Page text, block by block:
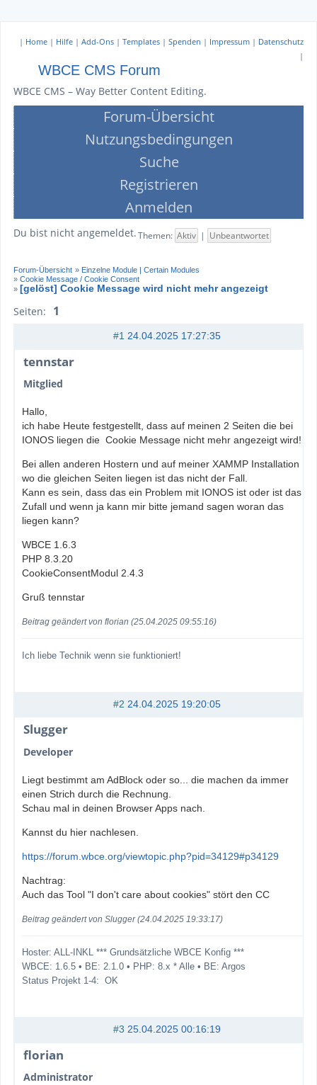
| Home | Hilfe | Add-Ons | Templates | Spenden | Impressum | Datenschutz
|
WBCE CMS Forum
WBCE CMS – Way Better Content Editing.
Forum-Übersicht
Nutzungsbedingungen
Suche
Registrieren
Anmelden
Du bist nicht angemeldet. Themen: Aktiv | Unbeantwortet
Forum-Übersicht » Einzelne Module | Certain Modules
» Cookie Message / Cookie Consent
» [gelöst] Cookie Message wird nicht mehr angezeigt
Seiten: 1
#1 24.04.2025 17:27:35
tennstar
Mitglied
Hallo,
ich habe Heute festgestellt, dass auf meinen 2 Seiten die bei
IONOS liegen die Cookie Message nicht mehr angezeigt wird!
Bei allen anderen Hostern und auf meiner XAMMP Installation
wo die gleichen Seiten liegen ist das nicht der Fall.
Kann es sein, dass das ein Problem mit IONOS ist oder ist das
Zufall und wenn ja kann mir bitte jemand sagen woran das
liegen kann?
WBCE 1.6.3
PHP 8.3.20
CookieConsentModul 2.4.3
Gruß tennstar
Beitrag geändert von florian (25.04.2025 09:55:16)
Ich liebe Technik wenn sie funktioniert!
#2 24.04.2025 19:20:05
Slugger
Developer
Liegt bestimmt am AdBlock oder so... die machen da immer
einen Strich durch die Rechnung.
Schau mal in deinen Browser Apps nach.
Kannst du hier nachlesen.
https://forum.wbce.org/viewtopic.php?pid=34129#p34129
Nachtrag:
Auch das Tool "I don't care about cookies" stört den CC
Beitrag geändert von Slugger (24.04.2025 19:33:17)
Hoster: ALL-INKL *** Grundsätzliche WBCE Konfig ***
WBCE: 1.6.5 • BE: 2.1.0 • PHP: 8.x * Alle • BE: Argos
Status Projekt 1-4: OK
#3 25.04.2025 00:16:19
florian
Administrator